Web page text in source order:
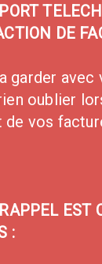
DE
garder avec
oublier
de vos
EST
: